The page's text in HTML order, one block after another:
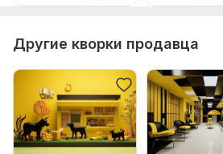
Другие кворки продавца